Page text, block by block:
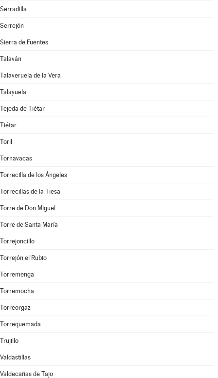
Serradilla
Serrejón
Sierra de Fuentes
Talaván
Talaveruela de la Vera
Talayuela
Tejeda de Tiétar
Tiétar
Toril
Tornavacas
Torrecilla de los Ángeles
Torrecillas de la Tiesa
Torre de Don Miguel
Torre de Santa María
Torrejoncillo
Torrejón el Rubio
Torremenga
Torremocha
Torreorgaz
Torrequemada
Trujillo
Valdastillas
Valdecañas de Tajo